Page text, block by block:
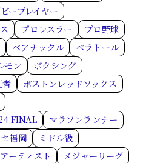
ープレイヤー
プロレスラー
プロ野球
ベアナックル
ベラトール
モン
ボクシング
者
ボストンレッドソックス
FINAL
マラソンランナー
福岡
ミドル級
ーティスト
メジャーリーグ